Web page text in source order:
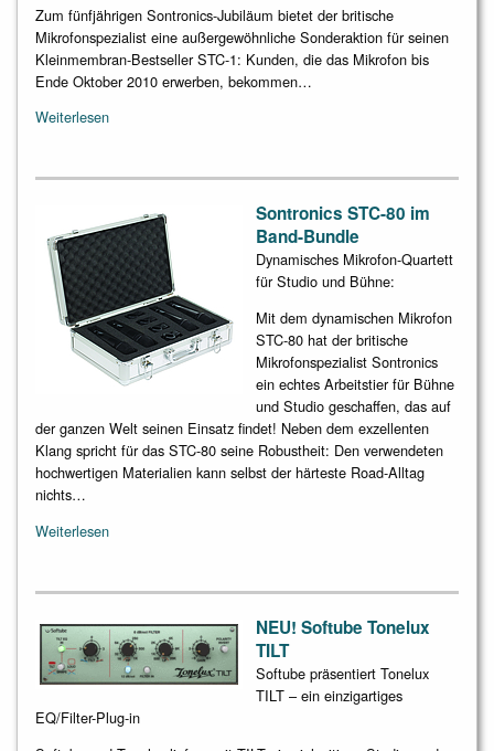
Zum fünfjährigen Sontronics-Jubiläum bietet der britische
Mikrofonspezialist eine außergewöhnliche Sonderaktion für seinen
Kleinmembran-Bestseller STC-1: Kunden, die das Mikrofon bis
Ende Oktober 2010 erwerben, bekommen…
Weiterlesen
Sontronics STC-80 im
Band-Bundle
Dynamisches Mikrofon-Quartett
für Studio und Bühne:
Mit dem dynamischen Mikrofon
STC-80 hat der britische
Mikrofonspezialist Sontronics
ein echtes Arbeitstier für Bühne
und Studio geschaffen, das auf
der ganzen Welt seinen Einsatz findet! Neben dem exzellenten
Klang spricht für das STC-80 seine Robustheit: Den verwendeten
hochwertigen Materialien kann selbst der härteste Road-Alltag
nichts…
Weiterlesen
NEU! Softube Tonelux
TILT
Softube präsentiert Tonelux
TILT – ein einzigartiges
EQ/Filter-Plug-in